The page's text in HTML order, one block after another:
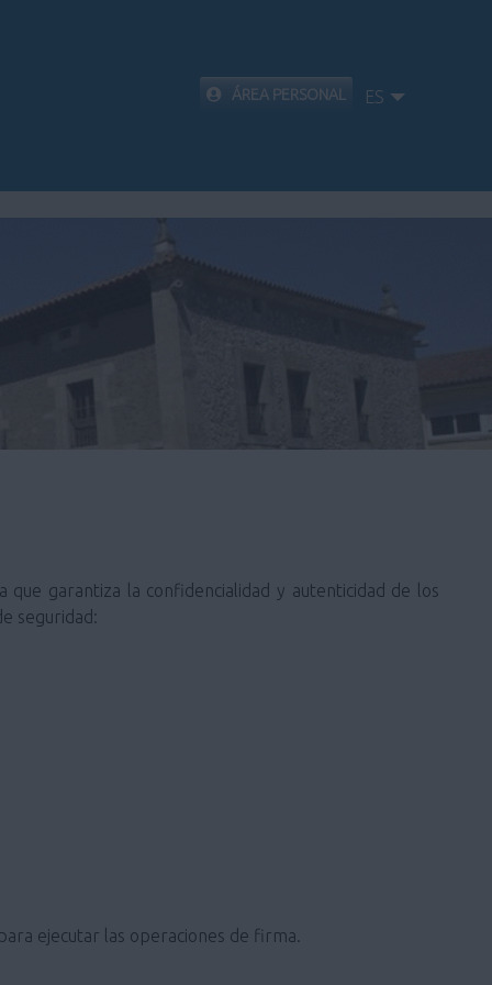
ÁREA PERSONAL ES
garantiza la confidencialidad y autenticidad de los
seguridad:
ejecutar las operaciones de firma.